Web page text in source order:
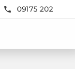
09175 202